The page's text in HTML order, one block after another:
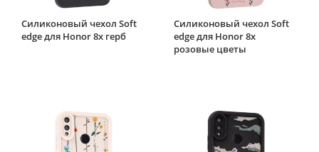
Силиконовый чехол Soft
edge для Honor 8x герб
Силиконовый чехол Soft
edge для Honor 8x
розовые цветы